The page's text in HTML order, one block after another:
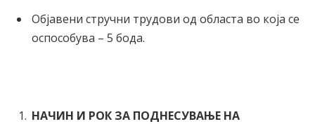
Објавени стручни трудови од областа во која се
оспособува – 5 бода.
НАЧИН И РОК ЗА ПОДНЕСУВАЊЕ НА